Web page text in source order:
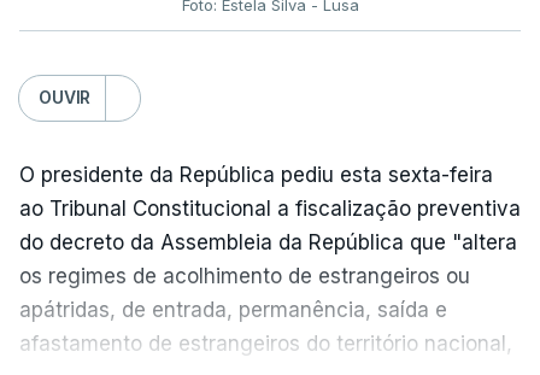
atenção a quem vive em situações "de maior
rendimentos, os idosos ou pessoas com
O Presidente da República sublinha que as
prestações sociais são um mecanismo essencial
de "combate à pobreza e à exclusão social". Faz
ainda referência ao estudo recente da OCDE que
conclui que o valor das prestações sociais
Foto: Estela Silva - Lusa
OUVIR
O presidente da República pediu esta sexta-feira
ao Tribunal Constitucional a fiscalização preventiva
do decreto da Assembleia da República que "altera
os regimes de acolhimento de estrangeiros ou
apátridas, de entrada, permanência, saída e
afastamento de estrangeiros do território nacional,